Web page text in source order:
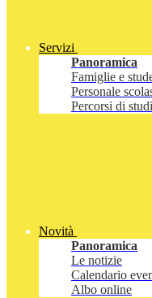
Servizi
Panoramica
Famiglie e
Personale
Percorsi di
Novità
Panoramica
Le notizie
Calendario
Albo online